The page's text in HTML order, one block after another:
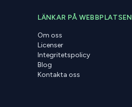
LÄNKAR PÅ WEBBPLATSEN
Om oss
Licenser
Integritetspolicy
Blog
Kontakta oss